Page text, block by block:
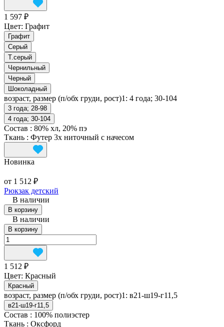
1 597 ₽
Цвет: Графит
Графит
Серый
Т.серый
Чернильный
Черный
Шоколадный
возраст, размер (п/обх груди, рост)1: 4 года; 30-104
3 года; 28-98
4 года; 30-104
Состав : 80% хл, 20% пэ
Ткань : Футер 3х ниточный с начесом
Новинка
от 1 512 ₽
Рюкзак детский
В наличии
В корзину
В наличии
В корзину
1 512 ₽
Цвет: Красный
Красный
возраст, размер (п/обх груди, рост)1: в21-ш19-г11,5
в21-ш19-г11,5
Состав : 100% полиэстер
Ткань : Оксфорд